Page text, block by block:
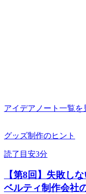
アイデアノート一覧を
グッズ制作のヒント
読了目安3分
【第8回】失敗し
ベルティ制作会社